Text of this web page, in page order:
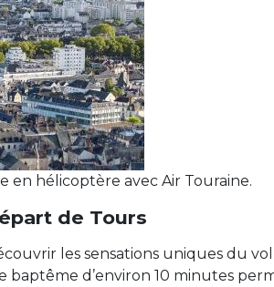
en hélicoptère avec Air Touraine.
de Tours
les sensations uniques du
baptême d’environ 10 minutes